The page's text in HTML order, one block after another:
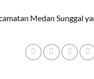
Medan Sunggal